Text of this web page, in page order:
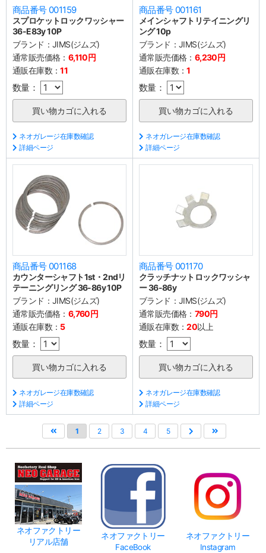
商品番号 001159
スプロケットロックワッシャー
36-E83y 10P
ブランド： JIMS(ジムズ)
通常販売価格： 6,110円
通販在庫数：11
数量：
ネオガレージ在庫数確認
詳細ページ
商品番号 001161
メインシャフトリテイニングリ
ング 10p
ブランド： JIMS(ジムズ)
通常販売価格： 6,230円
通販在庫数：1
数量：
ネオガレージ在庫数確認
詳細ページ
商品番号 001168
カウンターシャフト1st・2ndリ
テーニングリング 36-86y 10P
ブランド： JIMS(ジムズ)
通常販売価格： 6,760円
通販在庫数： 5
数量：
ネオガレージ在庫数確認
詳細ページ
商品番号 001170
クラッチナットロックワッシャ
ー 36-86y
ブランド： JIMS(ジムズ)
通常販売価格： 790円
通販在庫数：20以上
数量：
ネオガレージ在庫数確認
詳細ページ
1 2 3 4 5
ネオファクトリー
リアル店舗
ネオファクトリー
FaceBook
ネオファクトリー
Instagram